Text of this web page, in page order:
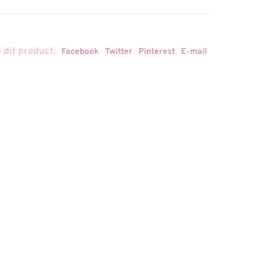
dit product: Facebook Twitter Pinterest E-mail